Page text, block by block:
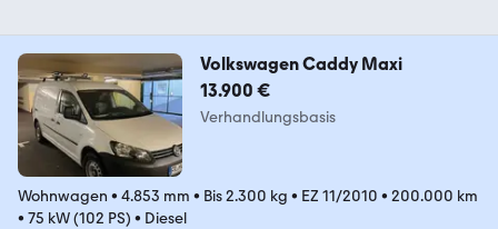
Volkswagen Caddy Maxi
13.900 €
Verhandlungsbasis
Wohnwagen • 4.853 mm • Bis 2.300 kg • EZ 11/2010 • 200.000 km
• 75 kW (102 PS) • Diesel